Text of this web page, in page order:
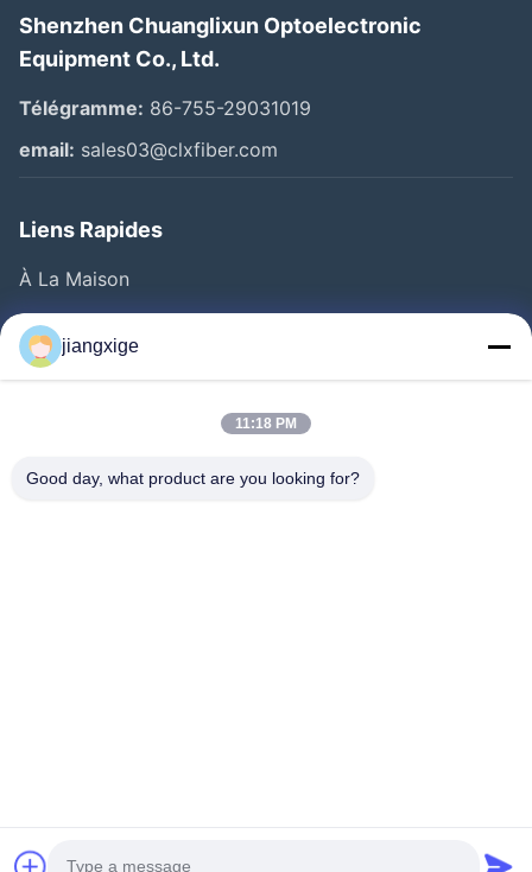
Shenzhen Chuanglixun Optoelectronic
Equipment Co., Ltd.
Télégramme: 86-755-29031019
email: sales03@clxfiber.com
Liens Rapides
À La Maison
Produits
À Propos De Nous
Nous Contacter
©2021- Shenzhen Chuanglixun Optoelectronic Equipment Co., Ltd.. Tous
jiangxige
11:18 PM
Good day, what product are you looking for?